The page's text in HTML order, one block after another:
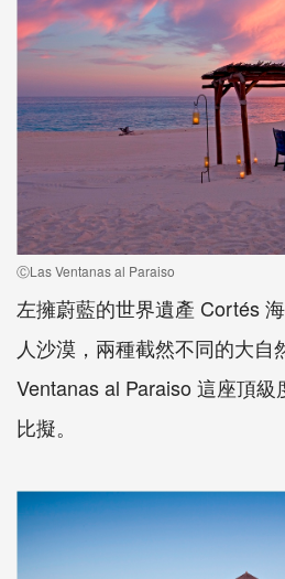
ⒸLas Ventanas al Paraiso
左擁蔚藍的世界遺產 Cortés
人沙漠，兩種截然不同的大自
Ventanas al Paraiso 這座頂
比擬。